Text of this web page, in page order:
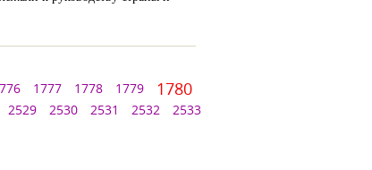
1777 1778 1779 1780
2529 2530 2531 2532
2533